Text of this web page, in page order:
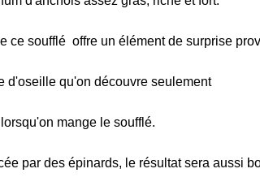
ce soufflé offre un élément de surprise
d'oseille qu'on découvre seulement
lorsqu'on mange le soufflé.
par des épinards, le résultat sera aussi